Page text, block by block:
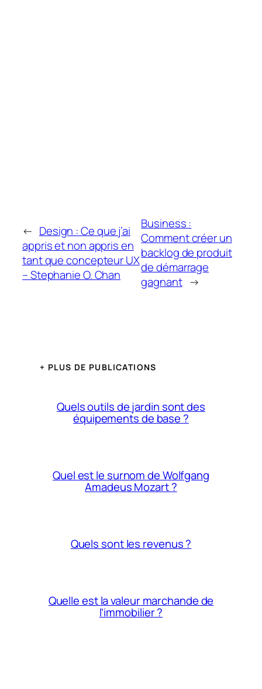
← Design : Ce que j’ai
appris et non appris en
tant que concepteur UX
– Stephanie O. Chan
Business :
Comment créer un
backlog de produit
de démarrage
gagnant →
+ PLUS DE PUBLICATIONS
Quels outils de jardin sont des
équipements de base ?
Quel est le surnom de Wolfgang
Amadeus Mozart ?
Quels sont les revenus ?
Quelle est la valeur marchande de
l’immobilier ?